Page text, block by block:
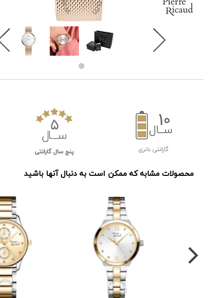
محصولات مشابه که ممکن است به دنبال آنها باشید